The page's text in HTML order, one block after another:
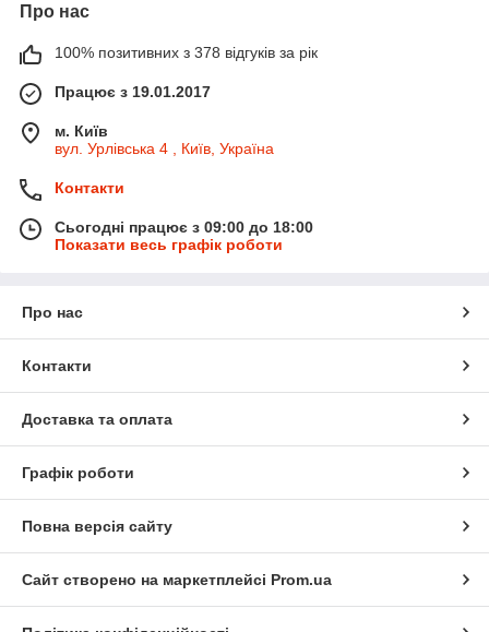
Про нас
100% позитивних з 378 відгуків за рік
Працює з 19.01.2017
м. Київ
вул. Урлівська 4 , Київ, Україна
Контакти
Сьогодні працює з 09:00 до 18:00
Показати весь графік роботи
Про нас
Контакти
Доставка та оплата
Графік роботи
Повна версія сайту
Сайт створено на маркетплейсі Prom.ua